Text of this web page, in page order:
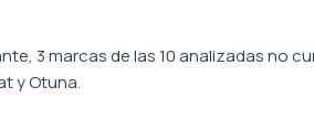
3 marcas de las 10 analizadas no
y Otuna.